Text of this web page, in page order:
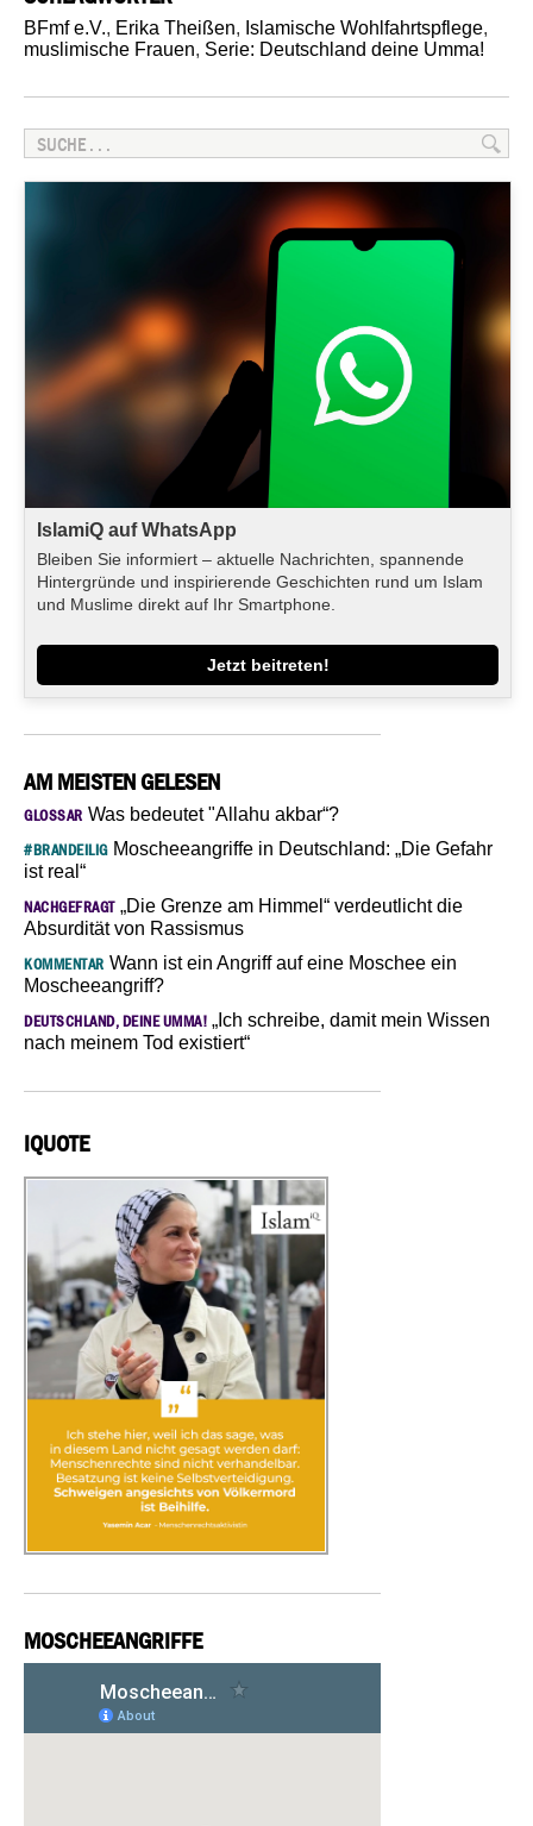
BFmf e.V., Erika Theißen, Islamische Wohlfahrtspflege,
muslimische Frauen, Serie: Deutschland deine Umma!
IslamiQ auf WhatsApp
Bleiben Sie informiert – aktuelle Nachrichten, spannende
Hintergründe und inspirierende Geschichten rund um Islam
und Muslime direkt auf Ihr Smartphone.
Jetzt beitreten!
AM MEISTEN GELESEN
GLOSSAR Was bedeutet "Allahu akbar“?
#BRANDEILIGMoscheeangriffe in Deutschland: „Die Gefahr
ist real“
NACHGEFRAGT„Die Grenze am Himmel“ verdeutlicht die
Absurdität von Rassismus
KOMMENTAR Wann ist ein Angriff auf eine Moschee ein
Moscheeangriff?
DEUTSCHLAND, DEINE UMMA! „Ich schreibe, damit mein Wissen
nach meinem Tod existiert“
IQUOTE
MOSCHEEANGRIFFE